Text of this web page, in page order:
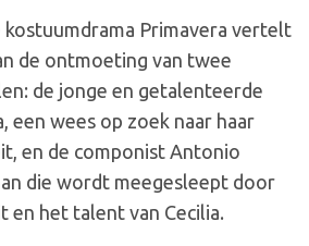
–
Prosecco
Première
(Avond)
kostuumdrama Primavera vertelt
de ontmoeting van twee
de jonge en getalenteerde
een wees op zoek naar haar
en de componist Antonio
die wordt meegesleept door
en het talent van Cecilia.